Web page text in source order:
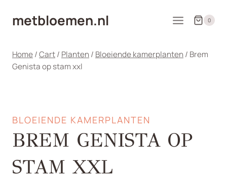
naarmetbloemen.nl 0
Home/Cart/ Planten/ Bloeiende kamerplanten/ Brem
Genista op stam xxl
BLOEIENDE KAMERPLANTEN
BREM GENISTA OP
STAM XXL